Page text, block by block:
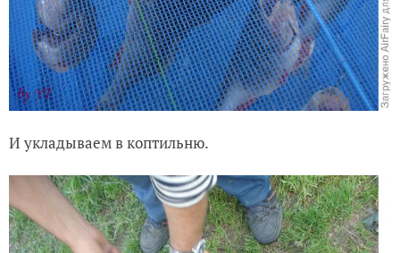
И укладываем в коптильню.